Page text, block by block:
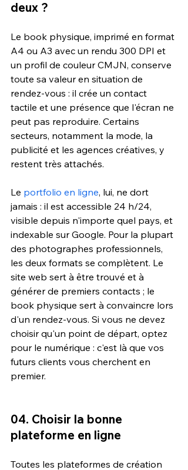
deux ?
Le book physique, imprimé en format
A4 ou A3 avec un rendu 300 DPI et
un profil de couleur CMJN, conserve
toute sa valeur en situation de
rendez-vous : il crée un contact
tactile et une présence que l'écran ne
peut pas reproduire. Certains
secteurs, notamment la mode, la
publicité et les agences créatives, y
restent très attachés.
Le portfolio en ligne, lui, ne dort
jamais : il est accessible 24 h/24,
visible depuis n'importe quel pays, et
indexable sur Google. Pour la plupart
des photographes professionnels,
les deux formats se complètent. Le
site web sert à être trouvé et à
générer de premiers contacts ; le
book physique sert à convaincre lors
d'un rendez-vous. Si vous ne devez
choisir qu'un point de départ, optez
pour le numérique : c'est là que vos
futurs clients vous cherchent en
premier.
04. Choisir la bonne
plateforme en ligne
Toutes les plateformes de création